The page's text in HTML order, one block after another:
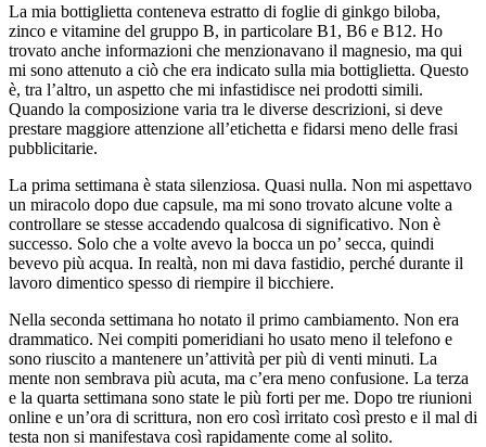
La mia bottiglietta conteneva estratto di foglie di ginkgo biloba,
zinco e vitamine del gruppo B, in particolare B1, B6 e B12. Ho
trovato anche informazioni che menzionavano il magnesio, ma qui
mi sono attenuto a ciò che era indicato sulla mia bottiglietta. Questo
è, tra l’altro, un aspetto che mi infastidisce nei prodotti simili.
Quando la composizione varia tra le diverse descrizioni, si deve
prestare maggiore attenzione all’etichetta e fidarsi meno delle frasi
pubblicitarie.
La prima settimana è stata silenziosa. Quasi nulla. Non mi aspettavo
un miracolo dopo due capsule, ma mi sono trovato alcune volte a
controllare se stesse accadendo qualcosa di significativo. Non è
successo. Solo che a volte avevo la bocca un po’ secca, quindi
bevevo più acqua. In realtà, non mi dava fastidio, perché durante il
lavoro dimentico spesso di riempire il bicchiere.
Nella seconda settimana ho notato il primo cambiamento. Non era
drammatico. Nei compiti pomeridiani ho usato meno il telefono e
sono riuscito a mantenere un’attività per più di venti minuti. La
mente non sembrava più acuta, ma c’era meno confusione. La terza
e la quarta settimana sono state le più forti per me. Dopo tre riunioni
online e un’ora di scrittura, non ero così irritato così presto e il mal di
testa non si manifestava così rapidamente come al solito.